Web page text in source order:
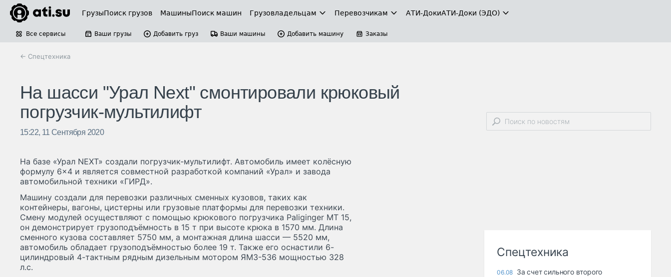
ГрузыПоиск грузов МашиныПоиск машин Грузовладельцам Перевозчикам АТИ-ДокиАТИ-Доки (ЭДО)
Все сервисы Ваши грузы Добавить груз Ваши машины Добавить машину Заказы
← Спецтехника
На шасси "Урал Next" смонтировали крюковый
погрузчик-мультилифт
15:22, 11 Сентября 2020
На базе «Урал NEXT» создали погрузчик-мультилифт. Автомобиль имеет колёсную
формулу 6×4 и является совместной разработкой компаний «Урал» и завода
автомобильной техники «ГИРД».
Машину создали для перевозки различных сменных кузовов, таких как
контейнеры, вагоны, цистерны или грузовые платформы для перевозки техники.
Смену модулей осуществляют с помощью крюкового погрузчика Paliginger MT 15,
он демонстрирует грузоподъёмность в 15 т при высоте крюка в 1570 мм. Длина
сменного кузова составляет 5750 мм, а монтажная длина шасси — 5520 мм,
автомобиль обладает грузоподъёмностью более 19 т. Также его оснастили 6-
цилиндровый 4-тактным рядным дизельным мотором ЯМЗ-536 мощностью 328
л.с.
Спецтехника
06.08 За счет сильного второго